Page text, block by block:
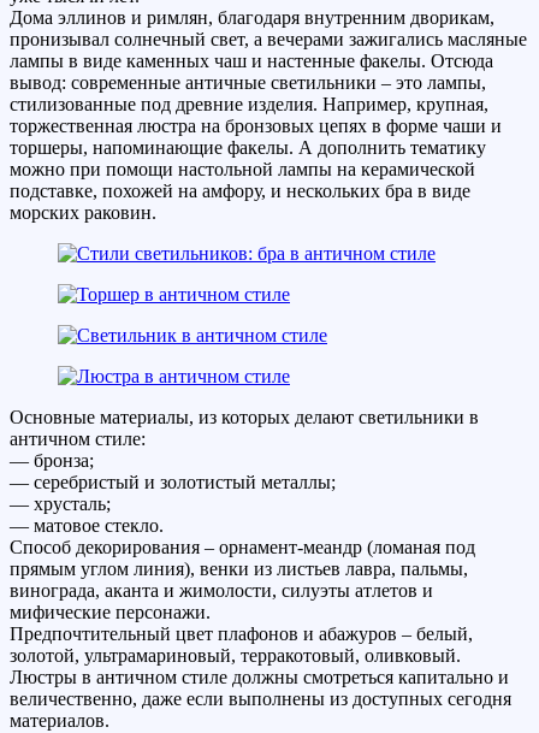
Дома эллинов и римлян, благодаря внутренним дворикам,
пронизывал солнечный свет, а вечерами зажигались масляные
лампы в виде каменных чаш и настенные факелы. Отсюда
вывод: современные античные светильники – это лампы,
стилизованные под древние изделия. Например, крупная,
торжественная люстра на бронзовых цепях в форме чаши и
торшеры, напоминающие факелы. А дополнить тематику
можно при помощи настольной лампы на керамической
подставке, похожей на амфору, и нескольких бра в виде
морских раковин.
Основные материалы, из которых делают светильники в
античном стиле:
— бронза;
— серебристый и золотистый металлы;
— хрусталь;
— матовое стекло.
Способ декорирования – орнамент-меандр (ломаная под
прямым углом линия), венки из листьев лавра, пальмы,
винограда, аканта и жимолости, силуэты атлетов и
мифические персонажи.
Предпочтительный цвет плафонов и абажуров – белый,
золотой, ультрамариновый, терракотовый, оливковый.
Люстры в античном стиле должны смотреться капитально и
величественно, даже если выполнены из доступных сегодня
материалов.